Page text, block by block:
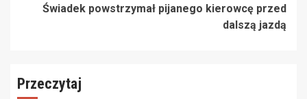
Świadek powstrzymał pijanego kierowcę przed
dalszą jazdą
Przeczytaj